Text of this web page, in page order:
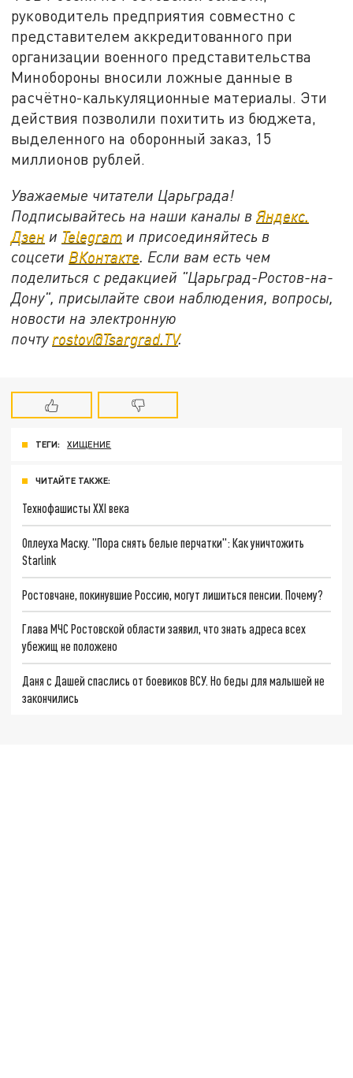
руководитель предприятия совместно с
представителем аккредитованного при
организации военного представительства
Минобороны вносили ложные данные в
расчётно-калькуляционные материалы. Эти
действия позволили похитить из бюджета,
выделенного на оборонный заказ, 15
миллионов рублей.
Уважаемые читатели Царьграда!
Подписывайтесь на наши каналы вЯндекс.
Дзен и Telegram и присоединяйтесь в
соцсети ВКонтакте. Если вам есть чем
поделиться с редакцией "Царьград-Ростов-на-
Дону", присылайте свои наблюдения, вопросы,
новости на электронную
почту rostov@Tsargrad.ТV.
ТЕГИ: ХИЩЕНИЕ
ЧИТАЙТЕ ТАКЖЕ:
Технофашисты XXI века
Оплеуха Маску. "Пора снять белые перчатки": Как уничтожить
Starlink
Ростовчане, покинувшие Россию, могут лишиться пенсии. Почему?
Глава МЧС Ростовской области заявил, что знать адреса всех
убежищ не положено
Даня с Дашей спаслись от боевиков ВСУ. Но беды для малышей не
закончились